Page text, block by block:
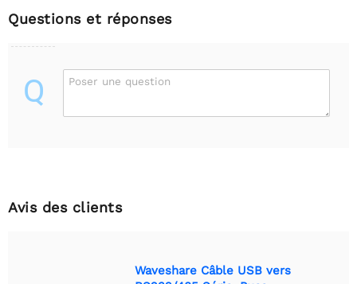
Questions et réponses
Q Poser une question
Avis des clients
Waveshare Câble USB vers